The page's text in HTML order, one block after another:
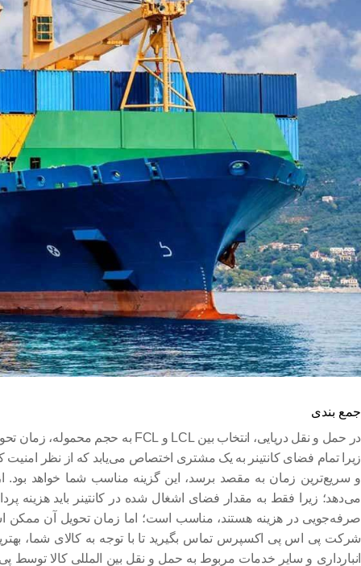
جمع بندی
در حمل و نقل دریایی، انتخاب بین LCL و FCL به حجم محموله، زمان
زیرا تمام فضای کانتینر به یک مشتری اختصاص می‌یابد که از نظر امنیت
و سریع‌ترین زمان به مقصد برسد، این گزینه مناسب شما خواهد
می‌دهد؛ زیرا فقط به مقدار فضای اشغال شده در کانتینر باید
صرفه‌جویی در هزینه هستند، مناسب است؛ اما زمان تحویل آن ممکن
شرکت پی اس پی اکسپرس تماس بگیرید تا با توجه به کالای شما،
انبارداری و سایر خدمات مربوط به حمل و نقل بین المللی کالا